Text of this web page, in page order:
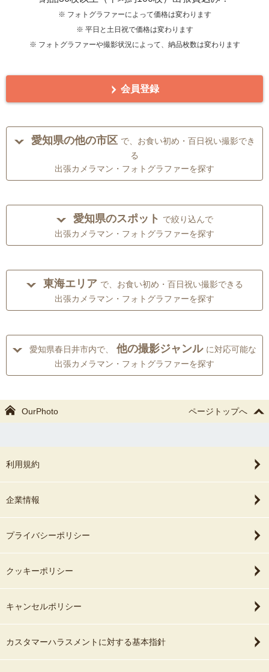
※ フォトグラファーによって価格は変わります
※ 平日と土日祝で価格は変わります
※ フォトグラファーや撮影状況によって、納品枚数は変わります
会員登録
愛知県の他の市区 で、お食い初め・百日祝い撮影でき
る
出張カメラマン・フォトグラファーを探す
愛知県のスポット で絞り込んで
出張カメラマン・フォトグラファーを探す
東海エリア で、お食い初め・百日祝い撮影できる
出張カメラマン・フォトグラファーを探す
愛知県春日井市内で、 他の撮影ジャンル に対応可能な
出張カメラマン・フォトグラファーを探す
OurPhoto ページトップへ
利用規約
企業情報
プライバシーポリシー
クッキーポリシー
キャンセルポリシー
カスタマーハラスメントに対する基本指針